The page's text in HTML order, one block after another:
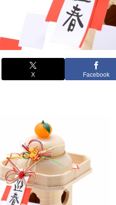
X Facebook